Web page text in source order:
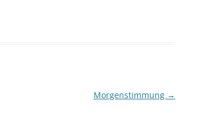
Morgenstimmung →